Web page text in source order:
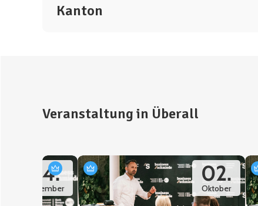
Kanton
Veranstaltung in Überall
04.
September
02.
Oktober